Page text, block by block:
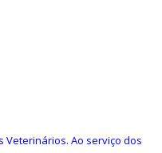
Veterinários. Ao serviço dos